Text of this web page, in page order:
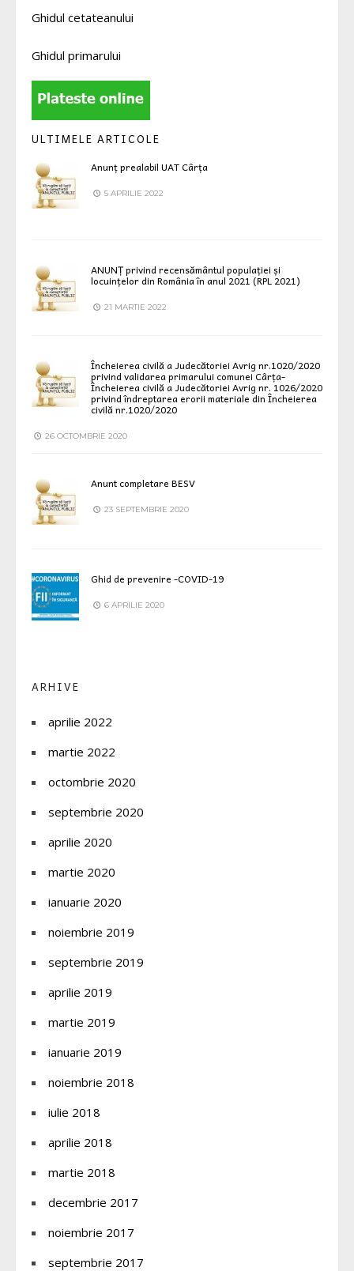
Ghidul cetateanului
Ghidul primarului
ULTIMELE ARTICOLE
Anunț prealabil UAT Cârța
5 APRILIE 2022
ANUNȚ privind recensământul populației și
locuințelor din România în anul 2021 (RPL 2021)
21 MARTIE 2022
Încheierea civilă a Judecătoriei Avrig nr.1020/2020
privind validarea primarului comunei Cârța-
Încheierea civilă a Judecătoriei Avrig nr. 1026/2020
privind îndreptarea erorii materiale din Încheierea
civilă nr.1020/2020
26 OCTOMBRIE 2020
Anunt completare BESV
23 SEPTEMBRIE 2020
Ghid de prevenire -COVID-19
6 APRILIE 2020
ARHIVE
aprilie 2022
martie 2022
octombrie 2020
septembrie 2020
aprilie 2020
martie 2020
ianuarie 2020
noiembrie 2019
septembrie 2019
aprilie 2019
martie 2019
ianuarie 2019
noiembrie 2018
iulie 2018
aprilie 2018
martie 2018
decembrie 2017
noiembrie 2017
septembrie 2017